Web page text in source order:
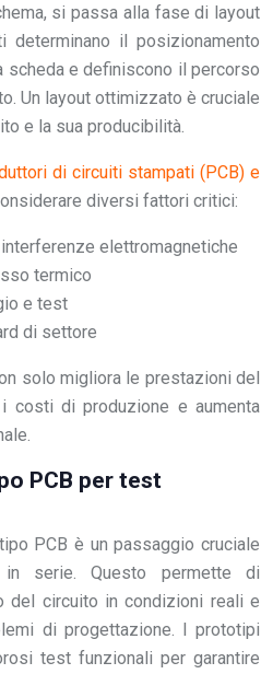
si passa alla fase di layout
il posizionamento
e definiscono il percorso
Un layout ottimizzato è cruciale
e la sua producibilità.
di circuiti stampati (PCB) e
diversi fattori critici:
elettromagnetiche
termico
e test
di settore
solo migliora le prestazioni del
costi di produzione e aumenta
PCB per test
PCB è un passaggio cruciale
in serie. Questo permette di
del circuito in condizioni reali e
di progettazione. I prototipi
test funzionali per garantire